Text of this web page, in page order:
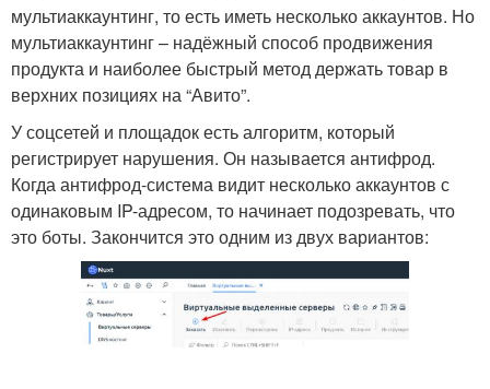
мультиаккаунтинг, то есть иметь несколько аккаунтов. Но
мультиаккаунтинг – надёжный способ продвижения
продукта и наиболее быстрый метод держать товар в
верхних позициях на “Авито”.
У соцсетей и площадок есть алгоритм, который
регистрирует нарушения. Он называется антифрод.
Когда антифрод-система видит несколько аккаунтов с
одинаковым IP-адресом, то начинает подозревать, что
это боты. Закончится это одним из двух вариантов: